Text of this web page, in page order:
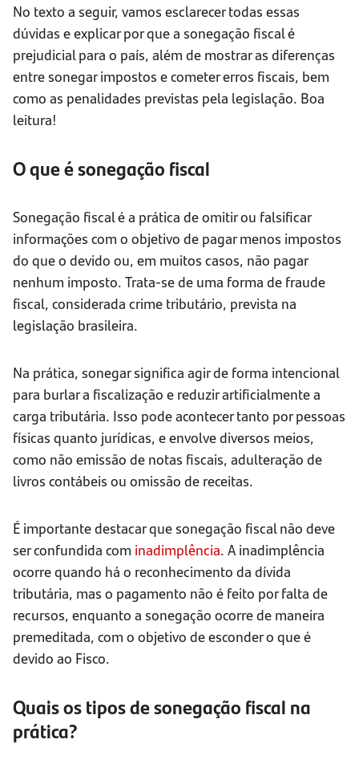
No texto a seguir, vamos esclarecer todas essas
dúvidas e explicar por que a sonegação fiscal é
prejudicial para o país, além de mostrar as diferenças
entre sonegar impostos e cometer erros fiscais, bem
como as penalidades previstas pela legislação. Boa
leitura!
O que é sonegação fiscal
Sonegação fiscal é a prática de omitir ou falsificar
informações com o objetivo de pagar menos impostos
do que o devido ou, em muitos casos, não pagar
nenhum imposto. Trata-se de uma forma de fraude
fiscal, considerada crime tributário, prevista na
legislação brasileira.
Na prática, sonegar significa agir de forma intencional
para burlar a fiscalização e reduzir artificialmente a
carga tributária. Isso pode acontecer tanto por pessoas
físicas quanto jurídicas, e envolve diversos meios,
como não emissão de notas fiscais, adulteração de
livros contábeis ou omissão de receitas.
É importante destacar que sonegação fiscal não deve
ser confundida com inadimplência. A inadimplência
ocorre quando há o reconhecimento da dívida
tributária, mas o pagamento não é feito por falta de
recursos, enquanto a sonegação ocorre de maneira
premeditada, com o objetivo de esconder o que é
devido ao Fisco.
Quais os tipos de sonegação fiscal na
prática?